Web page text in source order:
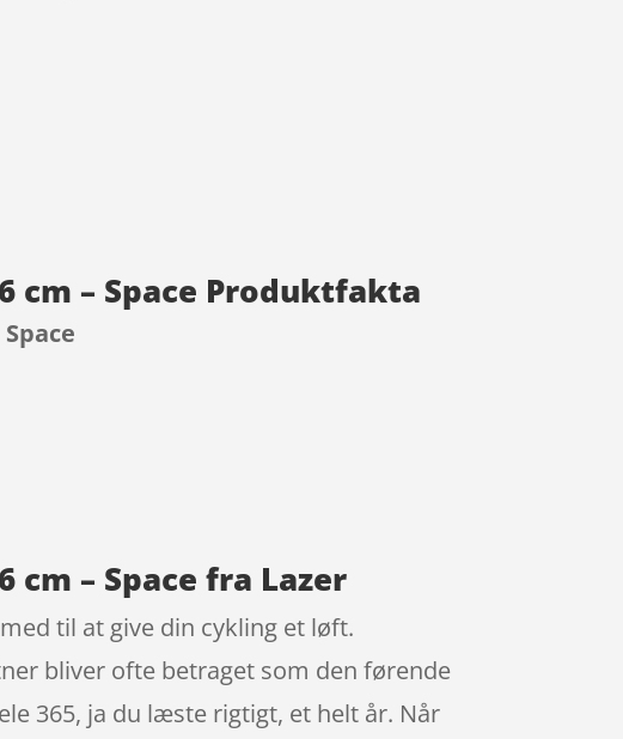
cm – Space Produktfakta
cm – Space fra Lazer
til at give din cykling et løft.
bliver ofte betraget som den førende
365, ja du læste rigtigt, et helt år. Når